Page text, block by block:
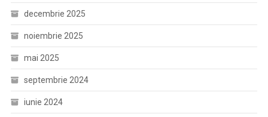
decembrie 2025
noiembrie 2025
mai 2025
septembrie 2024
iunie 2024